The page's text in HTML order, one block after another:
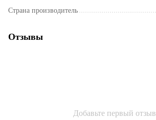
Страна производитель
Отзывы
Добавьте первый отзыв